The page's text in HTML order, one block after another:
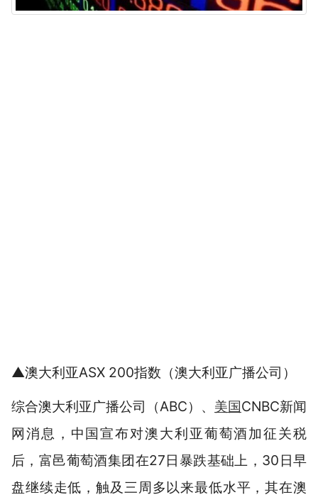
▲澳大利亚ASX 200指数（澳大利亚广播公司）
综合澳大利亚广播公司（ABC）、 美国CNBC新闻
网消息，中国宣布对澳大利亚葡萄酒加征关税
后，富邑葡萄酒集团在27日暴跌基础上，30日早
盘继续走低，触及三周多以来最低水平，其在澳